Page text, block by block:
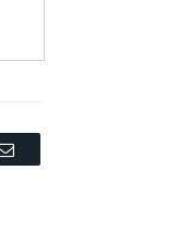
Email